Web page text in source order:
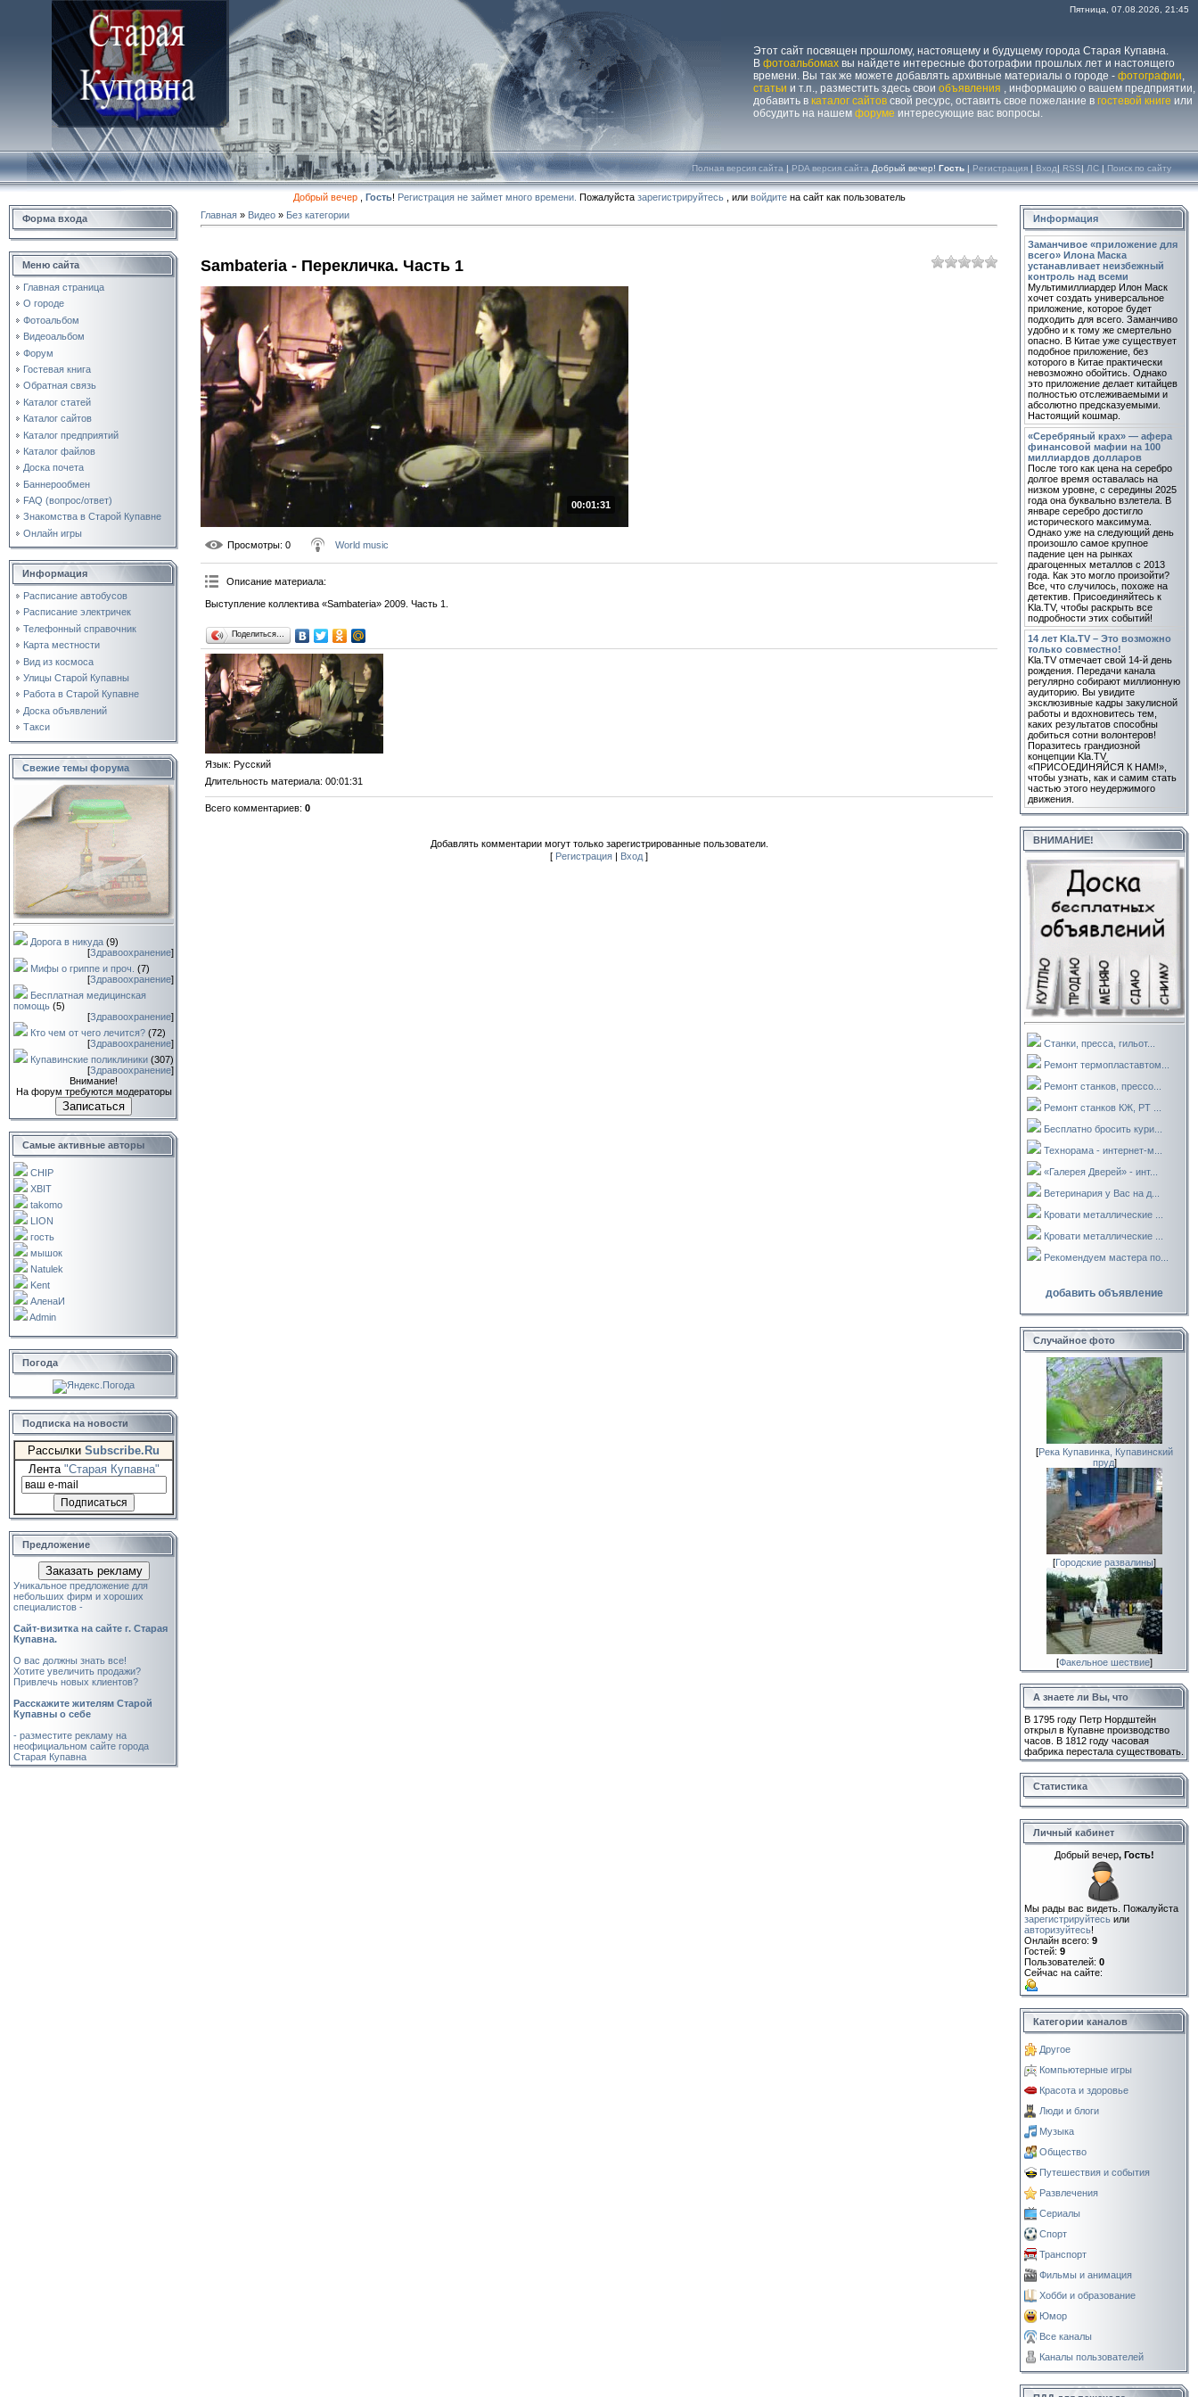
Этот сайт посвящен прошлому, настоящему и будущему города Старая Купавна.
В фотоальбомах вы найдете интересные фотографии прошлых лет и настоящего
времени. Вы так же можете добавлять архивные материалы о городе - фотографии,
статьи и т.п., разместить здесь свои объявления , информацию о вашем предприятии,
добавить в каталог сайтов свой ресурс, оставить свое пожелание в гостевой книге или
обсудить на нашем форуме интересующие вас вопросы.
Пятница, 07.08.2026, 21:45
Полная версия сайта | PDA версия сайта Добрый вечер! Гость | Регистрация | Вход| RSS| ЛС | Поиск по сайту
Добрый вечер, Гость! Регистрация не займет много времени. Пожалуйста зарегистрируйтесь, или войдитена сайт как пользователь
Форма входа
Меню сайта
Главная страница
О городе
Фотоальбом
Видеоальбом
Форум
Гостевая книга
Обратная связь
Каталог статей
Каталог сайтов
Каталог предприятий
Каталог файлов
Доска почета
Баннерообмен
FAQ (вопрос/ответ)
Знакомства в Старой Купавне
Онлайн игры
Информация
Расписание автобусов
Расписание электричек
Телефонный справочник
Карта местности
Вид из космоса
Улицы Старой Купавны
Работа в Старой Купавне
Доска объявлений
Такси
Свежие темы форума
Дорога в никуда (9)
[Здравоохранение]
Мифы о гриппе и проч. (7)
[Здравоохранение]
Бесплатная медицинская
помощь (5)
[Здравоохранение]
Кто чем от чего лечится? (72)
[Здравоохранение]
Купавинские поликлиники (307)
[Здравоохранение]
Внимание!
На форум требуются модераторы
Записаться
Самые активные авторы
CHIP
XBIT
takomo
LION
гость
мышок
Natulek
Kent
АленаИ
Admin
Погода
Подписка на новости
Рассылки Subscribe.Ru
Лента "Старая Купавна"
Предложение
Заказать рекламу
Уникальное предложение для
небольших фирм и хороших
специалистов -
Cайт-визитка на сайте г. Старая
Купавна.
О вас должны знать все!
Хотите увеличить продажи?
Привлечь новых клиентов?
Расскажите жителям Старой
Купавны о себе
- разместите рекламу на
неофициальном сайте города
Старая Купавна
Главная » Видео » Без категории
Sambateria - Перекличка. Часть 1
00:01:31
Просмотры: 0 World music
Описание материала:
Выступление коллектива «Sambateria» 2009. Часть 1.
Поделиться…
Язык: Русский
Длительность материала: 00:01:31
Всего комментариев: 0
Добавлять комментарии могут только зарегистрированные пользователи.
[ Регистрация | Вход ]
Информация
Заманчивое «приложение для
всего» Илона Маска
устанавливает неизбежный
контроль над всеми
Мультимиллиардер Илон Маск
хочет создать универсальное
приложение, которое будет
подходить для всего. Заманчиво
удобно и к тому же смертельно
опасно. В Китае уже существует
подобное приложение, без
которого в Китае практически
невозможно обойтись. Однако
это приложение делает китайцев
полностью отслеживаемыми и
абсолютно предсказуемыми.
Настоящий кошмар.
«Серебряный крах» — афера
финансовой мафии на 100
миллиардов долларов
После того как цена на серебро
долгое время оставалась на
низком уровне, с середины 2025
года она буквально взлетела. В
январе серебро достигло
исторического максимума.
Однако уже на следующий день
произошло самое крупное
падение цен на рынках
драгоценных металлов с 2013
года. Как это могло произойти?
Все, что случилось, похоже на
детектив. Присоединяйтесь к
Kla.TV, чтобы раскрыть все
подробности этих событий!
14 лет Kla.TV – Это возможно
только совместно!
Kla.TV отмечает свой 14-й день
рождения. Передачи канала
регулярно собирают миллионную
аудиторию. Вы увидите
эксклюзивные кадры закулисной
работы и вдохновитесь тем,
каких результатов способны
добиться сотни волонтеров!
Поразитесь грандиозной
концепции Kla.TV
«ПРИСОЕДИНЯЙСЯ К НАМ!»,
чтобы узнать, как и самим стать
частью этого неудержимого
движения.
ВНИМАНИЕ!
Станки, пресса, гильот...
Ремонт термопластавтом...
Ремонт станков, прессо...
Ремонт станков КЖ, РТ ...
Бесплатно бросить кури...
Технорама - интернет-м...
«Галерея Дверей» - инт...
Ветеринария у Вас на д...
Кровати металлические ...
Кровати металлические ...
Рекомендуем мастера по...
добавить объявление
Случайное фото
[Река Купавинка, Купавинский
пруд]
[Городские развалины]
[Факельное шествие]
А знаете ли Вы, что
В 1795 году Петр Нордштейн
открыл в Купавне производство
часов. В 1812 году часовая
фабрика перестала существовать.
Статистика
Личный кабинет
Добрый вечер, Гость!
Мы рады вас видеть. Пожалуйста
зарегистрируйтесь или
авторизуйтесь!
Онлайн всего: 9
Гостей: 9
Пользователей: 0
Сейчас на сайте:
Категории каналов
Другое
Компьютерные игры
Красота и здоровье
Люди и блоги
Музыка
Общество
Путешествия и события
Развлечения
Сериалы
Спорт
Транспорт
Фильмы и анимация
Хобби и образование
Юмор
Все каналы
Каналы пользователей